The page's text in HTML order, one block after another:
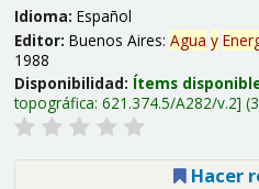
Idioma: Español
Editor: Buenos Aires: Agua y
1988
Disponibilidad: Ítems
topográfica: 621.374.5/A282/v.2
Hacer